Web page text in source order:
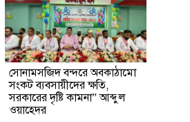
সোনামসজিদ বন্দরে অবকাঠামো
সংকট ব্যবসায়ীদের ক্ষতি,
সরকারের দৃষ্টি কামনা” আব্দুল
ওয়াহেদর